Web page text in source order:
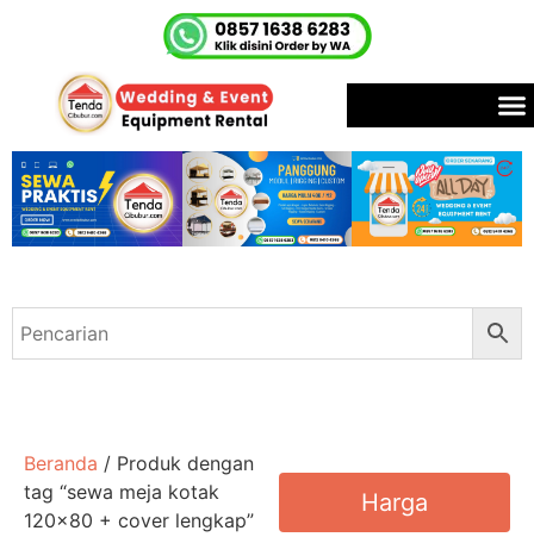
Beranda / Produk dengan
tag “sewa meja kotak
120x80 + cover lengkap”
Harga